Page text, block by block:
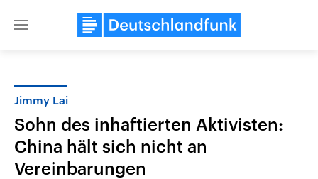
Close
Jimmy Lai
Sohn des inhaftierten Aktivisten:
China hält sich nicht an
Vereinbarungen